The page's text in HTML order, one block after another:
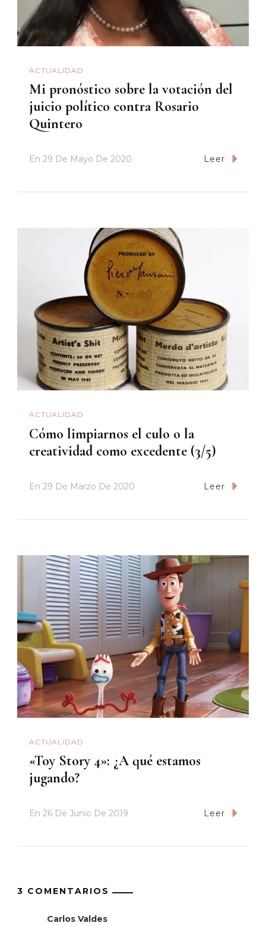
ACTUALIDAD
Mi pronóstico sobre la votación del
juicio político contra Rosario
Quintero
En 29 De Mayo De 2020 Leer
ACTUALIDAD
Cómo limpiarnos el culo o la
creatividad como excedente (3/5)
En 29 De Marzo De 2020 Leer
ACTUALIDAD
«Toy Story 4»: ¿A qué estamos
jugando?
En 26 De Junio De 2019 Leer
3 COMENTARIOS
Carlos Valdes